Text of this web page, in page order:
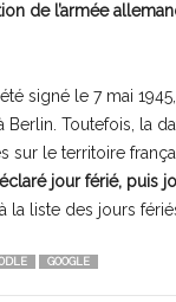
de l’armée
signé le 7 mai
Toutefois, la
le territoire
jour férié, puis
la liste des jours
GOOGLE